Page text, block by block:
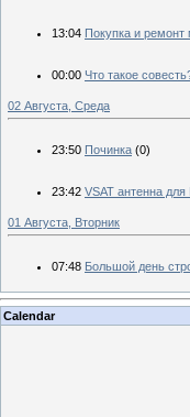
13:04 Покупка и
00:00 Что такое
02 Августа, Среда
23:50 Починка (0)
23:42 VSAT антенна для
01 Августа, Вторник
07:48 Большой день
Calendar